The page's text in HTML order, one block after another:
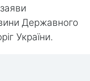
Державного
України.